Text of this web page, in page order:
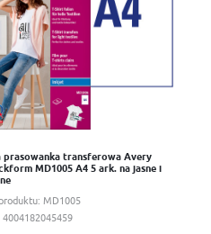
MD1005
prasowanka transferowa Avery
MD1005 A4 5 ark. na jasne i
4004182045459